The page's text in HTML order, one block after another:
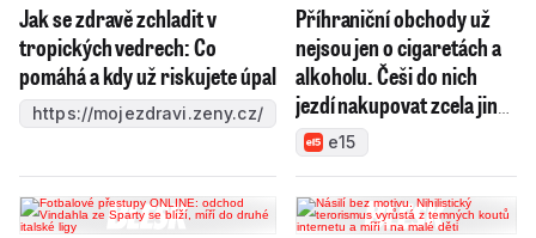
Jak se zdravě zchladit v
tropických vedrech: Co
pomáhá a kdy už riskujete úpal
https://mojezdravi.zeny.cz/
Příhraniční obchody už
nejsou jen o cigaretách a
alkoholu. Češi do nich
jezdí nakupovat zcela jiné
zbožíe15